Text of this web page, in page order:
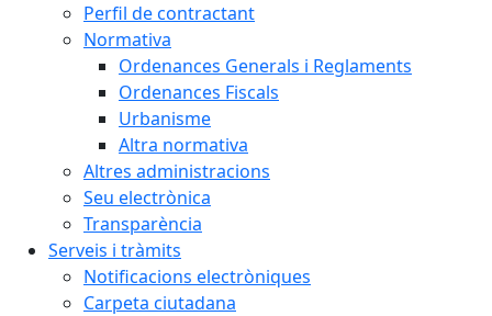
Perfil de contractant
Normativa
Ordenances Generals i Reglaments
Ordenances Fiscals
Urbanisme
Altra normativa
Altres administracions
Seu electrònica
Transparència
Serveis i tràmits
Notificacions electròniques
Carpeta ciutadana